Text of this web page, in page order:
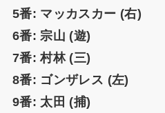
5番: マッカスカー (右)
6番: 宗山 (遊)
7番: 村林 (三)
8番: ゴンザレス (左)
9番: 太田 (捕)